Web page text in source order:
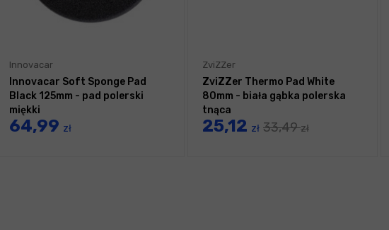
Innovacar
Innovacar Soft Sponge Pad
Black 125mm - pad polerski
miękki
64,99 zł
ZviZZer
ZviZZer Thermo Pad White
80mm - biała gąbka polerska
tnąca
25,12 zł 33,49zł